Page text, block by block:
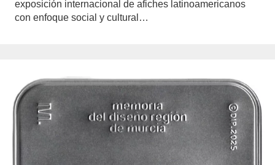
exposición internacional de afiches latinoamericanos
con enfoque social y cultural…